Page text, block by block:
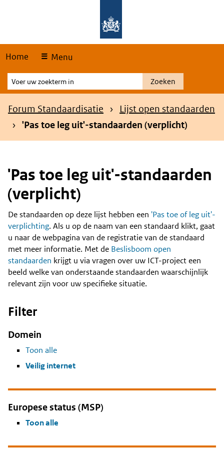
Home Menu
Voer
uw
zoekterm
Zoeken
Kruimelpad
Forum Standaardisatie
Lijst open standaarden
'Pas toe leg uit'-standaarden (verplicht)
'Pas toe leg uit'-standaarden
(verplicht)
Content
De standaarden op deze lijst hebben een 'Pas toe of leg uit'-
verplichting. Als u op de naam van een standaard klikt, gaat
u naar de webpagina van de registratie van de standaard
met meer informatie. Met de Beslisboom open
standaarden krijgt u via vragen over uw ICT-project een
beeld welke van onderstaande standaarden waarschijnlijk
relevant zijn voor uw specifieke situatie.
Filter
Domein
Toon alle
Veilig internet
Europese status (MSP)
Toon alle